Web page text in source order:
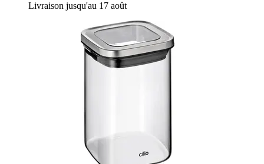
Livraison jusqu'au 17 août